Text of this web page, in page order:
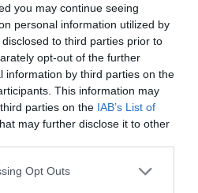
you may continue seeing
personal information utilized by
to third parties prior to
opt-out of the further
information by third parties on the
This information may
parties on the IAB’s List of
may further disclose it to other
Opt Outs
Εκπαίδευσης
, υπογράμμισε τα οφέλη
ενώ
Μεσσήνης ο αντιδήμαρχος
Γεωργόπουλος
ανακύκλωσης στο
τους μαθητές.